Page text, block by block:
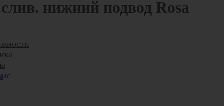
нижний подвод Rosa